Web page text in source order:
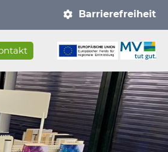
überspringen
Barrierefreiheit